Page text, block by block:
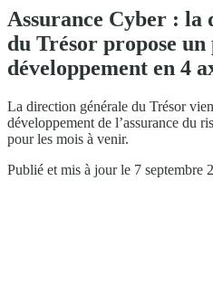
Assurance Cyber : la
du Trésor propose un
développement en 4
La direction générale du Trésor
développement de l’assurance du
pour les mois à venir.
Publié et mis à jour le 7 septembre